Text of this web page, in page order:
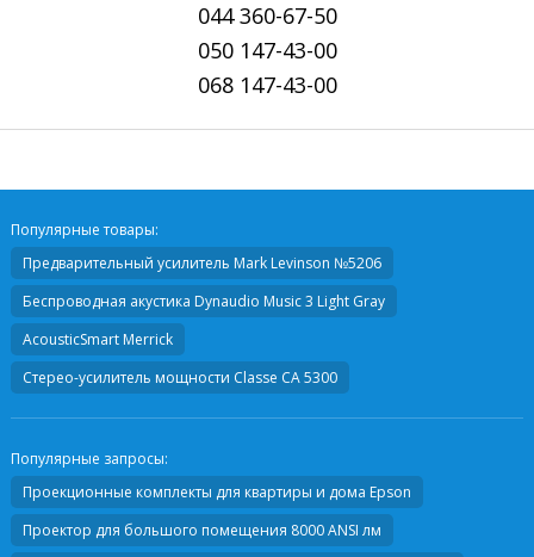
044360-67-50
050147-43-00
068147-43-00
Популярные товары:
Предварительный усилитель Mark Levinson №5206
Беспроводная акустика Dynaudio Music 3 Light Gray
AcousticSmart Merrick
Стерео-усилитель мощности Classe CA 5300
Популярные запросы:
Проекционные комплекты для квартиры и дома Epson
Проектор для большого помещения 8000 ANSI лм